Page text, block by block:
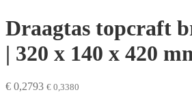
Draagtas topcraft
| 320 x 140 x 420
€ 0,2793 € 0,3380